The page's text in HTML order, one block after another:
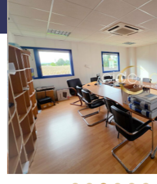
Annonces